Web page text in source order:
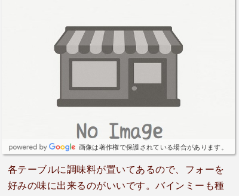
画像は著作権で保護されている場合があります。
各テーブルに調味料が置いてあるので、フォーを
好みの味に出来るのがいいです。バインミーも種